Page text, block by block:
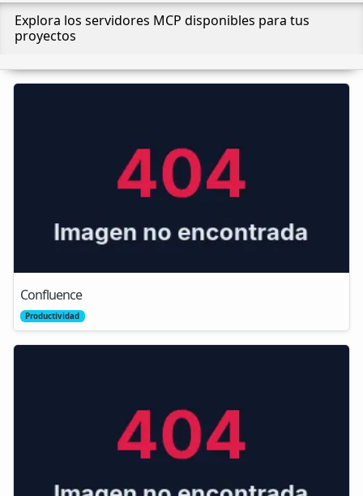
Explora los servidores MCP disponibles para tus
proyectos
Confluence
Productividad